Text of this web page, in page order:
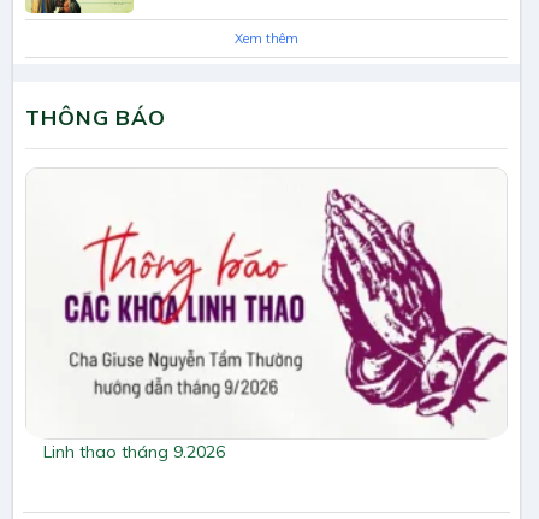
Xem thêm
THÔNG BÁO
Linh thao tháng 9.2026